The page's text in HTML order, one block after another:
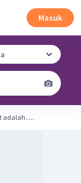
Masuk
adalah.....